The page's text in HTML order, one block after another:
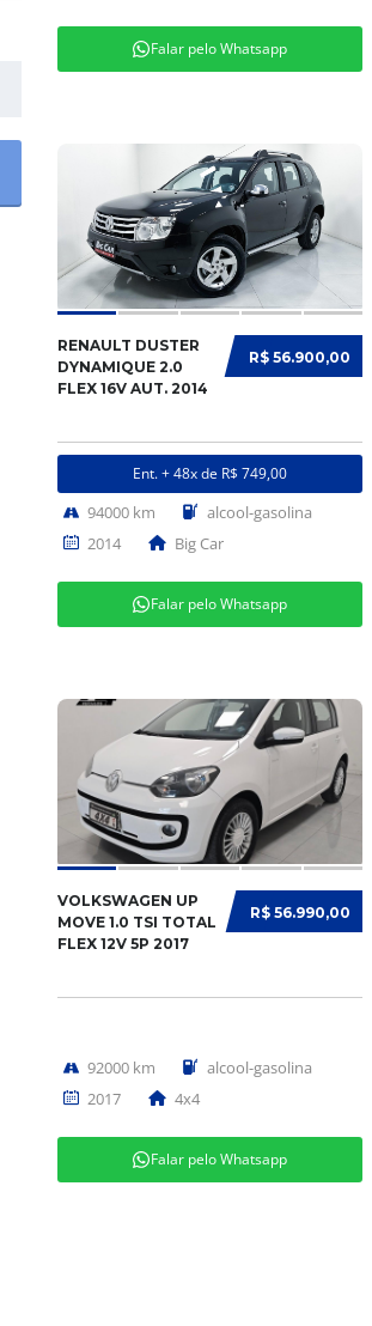
Falar pelo Whatsapp
R$ 56.900,00
RENAULT DUSTER
DYNAMIQUE 2.0
FLEX 16V AUT. 2014
Ent. + 48x de R$ 749,00
94000 km
alcool-gasolina
2014
Big Car
Falar pelo Whatsapp
R$ 56.990,00
VOLKSWAGEN UP
MOVE 1.0 TSI TOTAL
FLEX 12V 5P 2017
92000 km
alcool-gasolina
2017
4x4
Falar pelo Whatsapp